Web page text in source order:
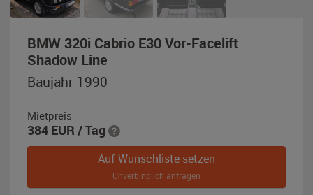
BMW 320i Cabrio E30 Vor-Facelift
Shadow Line
metallic
Baujahr 1990
Mietpreis
384 EUR / Tag
Auf Wunschliste setzen
Unverbindlich anfragen